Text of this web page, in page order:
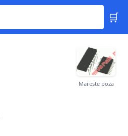
🛒
Mareste poza